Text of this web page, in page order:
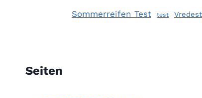
Sommerreifen Test test
Seiten